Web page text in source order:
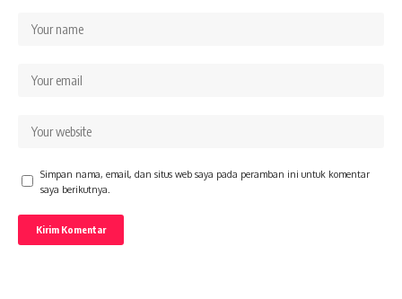
Simpan nama, email, dan situs web saya pada peramban ini untuk komentar
saya berikutnya.